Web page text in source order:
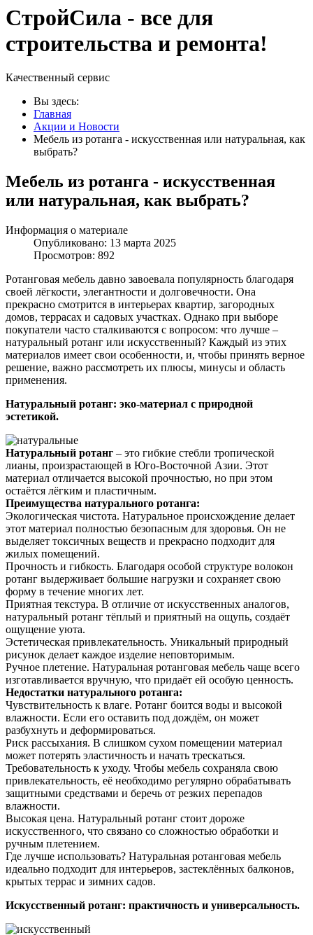
СтройСила - все для
строительства и ремонта!
Качественный сервис
Вы здесь:
Главная
Акции и Новости
Мебель из ротанга - искусственная или натуральная, как
выбрать?
Мебель из ротанга - искусственная
или натуральная, как выбрать?
Информация о материале
Опубликовано: 13 марта 2025
Просмотров: 892
Ротанговая мебель давно завоевала популярность благодаря
своей лёгкости, элегантности и долговечности. Она
прекрасно смотрится в интерьерах квартир, загородных
домов, террасах и садовых участках. Однако при выборе
покупатели часто сталкиваются с вопросом: что лучше –
натуральный ротанг или искусственный? Каждый из этих
материалов имеет свои особенности, и, чтобы принять верное
решение, важно рассмотреть их плюсы, минусы и область
применения.
Натуральный ротанг: эко-материал с природной
эстетикой.
Натуральный ротанг – это гибкие стебли тропической
лианы, произрастающей в Юго-Восточной Азии. Этот
материал отличается высокой прочностью, но при этом
остаётся лёгким и пластичным.
Преимущества натурального ротанга:
Экологическая чистота. Натуральное происхождение делает
этот материал полностью безопасным для здоровья. Он не
выделяет токсичных веществ и прекрасно подходит для
жилых помещений.
Прочность и гибкость. Благодаря особой структуре волокон
ротанг выдерживает большие нагрузки и сохраняет свою
форму в течение многих лет.
Приятная текстура. В отличие от искусственных аналогов,
натуральный ротанг тёплый и приятный на ощупь, создаёт
ощущение уюта.
Эстетическая привлекательность. Уникальный природный
рисунок делает каждое изделие неповторимым.
Ручное плетение. Натуральная ротанговая мебель чаще всего
изготавливается вручную, что придаёт ей особую ценность.
Недостатки натурального ротанга:
Чувствительность к влаге. Ротанг боится воды и высокой
влажности. Если его оставить под дождём, он может
разбухнуть и деформироваться.
Риск рассыхания. В слишком сухом помещении материал
может потерять эластичность и начать трескаться.
Требовательность к уходу. Чтобы мебель сохраняла свою
привлекательность, её необходимо регулярно обрабатывать
защитными средствами и беречь от резких перепадов
влажности.
Высокая цена. Натуральный ротанг стоит дороже
искусственного, что связано со сложностью обработки и
ручным плетением.
Где лучше использовать? Натуральная ротанговая мебель
идеально подходит для интерьеров, застеклённых балконов,
крытых террас и зимних садов.
Искусственный ротанг: практичность и универсальность.